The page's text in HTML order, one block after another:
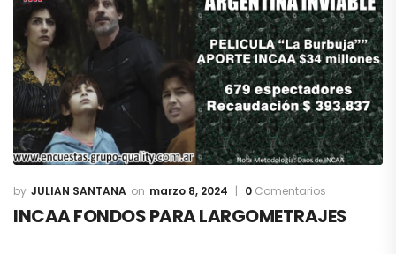
JULIAN SANTANA marzo 8, 2024 0 Comentarios
INCAA FONDOS PARA LARGOMETRAJES